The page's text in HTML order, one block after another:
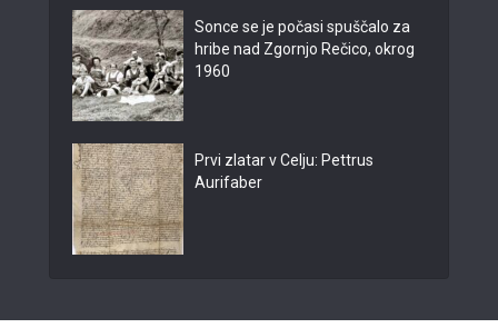
Sonce se je počasi spuščalo za
hribe nad Zgornjo Rečico, okrog
1960
Prvi zlatar v Celju: Pettrus
Aurifaber